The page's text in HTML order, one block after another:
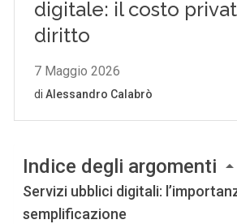
Indice degli argomenti
Servizi ubblici digitali:
semplificazione